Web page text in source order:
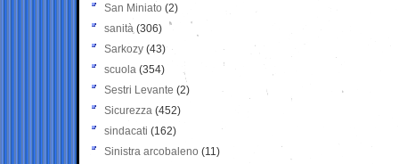
San Miniato (2)
sanità (306)
Sarkozy (43)
scuola (354)
Sestri Levante (2)
Sicurezza (452)
sindacati (162)
Sinistra arcobaleno (11)